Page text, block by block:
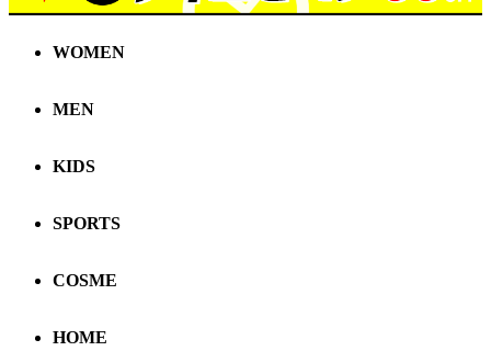
WOMEN
MEN
KIDS
SPORTS
COSME
HOME